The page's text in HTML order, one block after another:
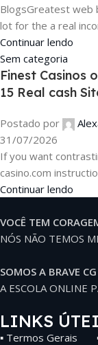
BlogsGreatest web
lot for the a real
Continuar lendo
Sem categoria
Finest Casinos
15 Real cash
Postado por
31/07/2026
If you want
casino.com
Continuar lendo
VOCÊ TEM
NÓS NÃO TEMOS
SOMOS A BRAVE
A ESCOLA ONLINE
LINKS
▪ Termos Gerais